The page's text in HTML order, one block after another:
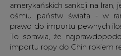
amerykańskich sankcji na Iran,
ośmiu państw świata - w
prawo do importu pewnych
To sprawia, że
importu ropy do Chin rokiem